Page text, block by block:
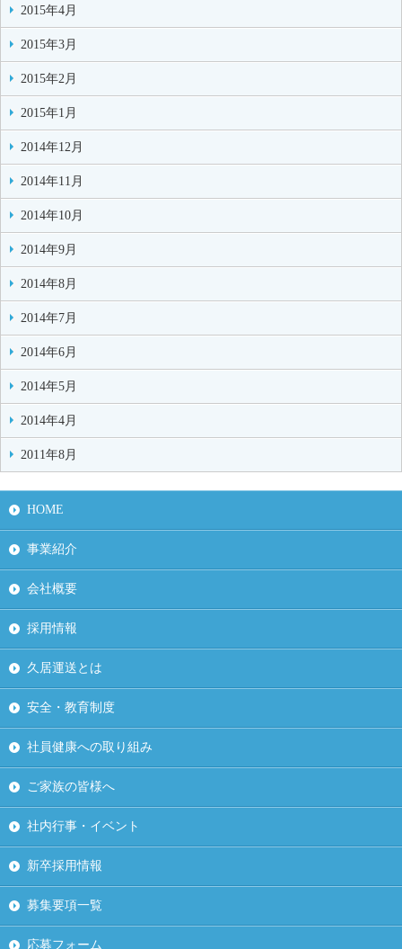
2015年4月
2015年3月
2015年2月
2015年1月
2014年12月
2014年11月
2014年10月
2014年9月
2014年8月
2014年7月
2014年6月
2014年5月
2014年4月
2011年8月
HOME
事業紹介
会社概要
採用情報
久居運送とは
安全・教育制度
社員健康への取り組み
ご家族の皆様へ
社内行事・イベント
新卒採用情報
募集要項一覧
応募フォーム